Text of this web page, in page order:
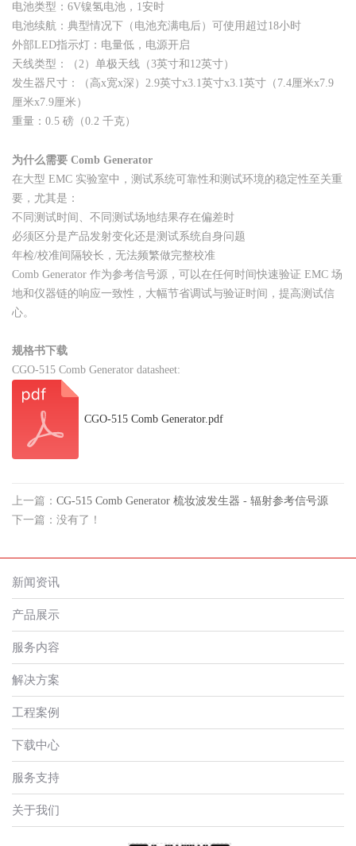
电池类型：6V镍氢电池，1安时
电池续航：典型情况下（电池充满电后）可使用超过18小时
外部LED指示灯：电量低，电源开启
天线类型：（2）单极天线（3英寸和12英寸）
发生器尺寸：（高x宽x深）2.9英寸x3.1英寸x3.1英寸（7.4厘米x7.9
厘米x7.9厘米）
重量：0.5 磅（0.2 千克）
为什么需要 Comb Generator
在大型 EMC 实验室中，测试系统可靠性和测试环境的稳定性至关重
要，尤其是：
不同测试时间、不同测试场地结果存在偏差时
必须区分是产品发射变化还是测试系统自身问题
年检/校准间隔较长，无法频繁做完整校准
Comb Generator 作为参考信号源，可以在任何时间快速验证 EMC 场
地和仪器链的响应一致性，大幅节省调试与验证时间，提高测试信
心。
规格书下载
CGO-515 Comb Generator datasheet:
CGO-515 Comb Generator.pdf
上一篇： CG-515 Comb Generator 梳妆波发生器 - 辐射参考信号源
下一篇：没有了！
新闻资讯
产品展示
服务内容
解决方案
工程案例
下载中心
服务支持
关于我们